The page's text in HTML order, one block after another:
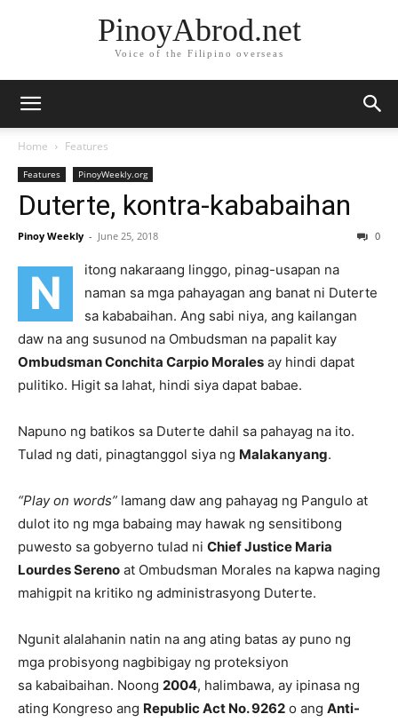
PinoyAbrod.net
Voice of the Filipino overseas
Home Features
Features PinoyWeekly.org
Duterte, kontra-kababaihan
Pinoy Weekly - June 25, 2018 0
N
itong nakaraang linggo, pinag-usapan na
naman sa mga pahayagan ang banat ni Duterte
sa kababaihan. Ang sabi niya, ang kailangan
daw na ang susunod na Ombudsman na papalit kay
Ombudsman Conchita Carpio Morales ay hindi dapat
pulitiko. Higit sa lahat, hindi siya dapat babae.
Napuno ng batikos sa Duterte dahil sa pahayag na ito.
Tulad ng dati, pinagtanggol siya ng Malakanyang.
“Play on words” lamang daw ang pahayag ng Pangulo at
dulot ito ng mga babaing may hawak ng sensitibong
puwesto sa gobyerno tulad ni Chief Justice Maria
Lourdes Sereno at Ombudsman Morales na kapwa naging
mahigpit na kritiko ng administrasyong Duterte.
Ngunit alalahanin natin na ang ating batas ay puno ng
mga probisyong nagbibigay ng proteksiyon
sa kabaibaihan. Noong 2004, halimbawa, ay ipinasa ng
ating Kongreso ang Republic Act No. 9262 o ang Anti-